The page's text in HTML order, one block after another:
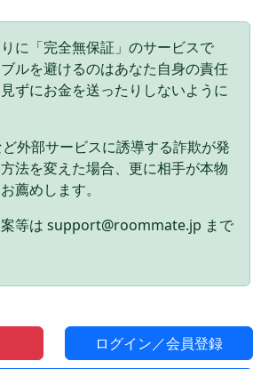
ログイン／会員登録
に「完全無保証」のサービスで
ルを避けるのはあなた自身の責任
ずにお金を送ったりしないように
ど外部サービスに誘導する詐欺が発
法を変えた場合、更に相手が本物
薦めします。
等は support@roommate.jp まで